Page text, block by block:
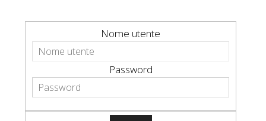
Nome utente
Password